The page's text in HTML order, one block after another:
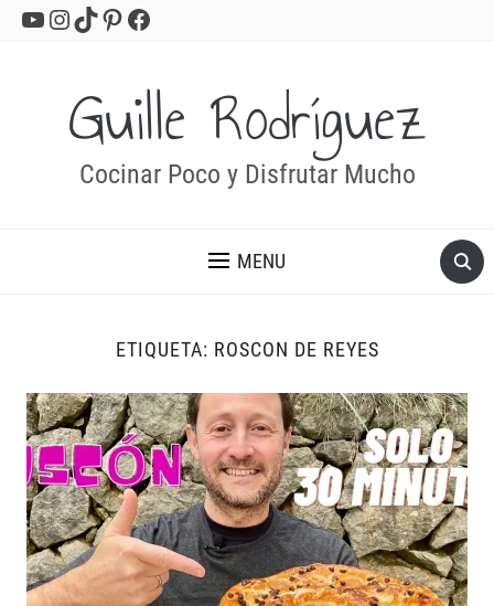
YouTube
Instagram
TikTok
Pinterest
Facebook
Guille Rodríguez
Cocinar Poco y Disfrutar Mucho
MENU
ETIQUETA: ROSCON DE REYES